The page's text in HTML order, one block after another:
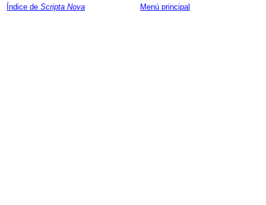
Índice de Scripta Nova Menú principal